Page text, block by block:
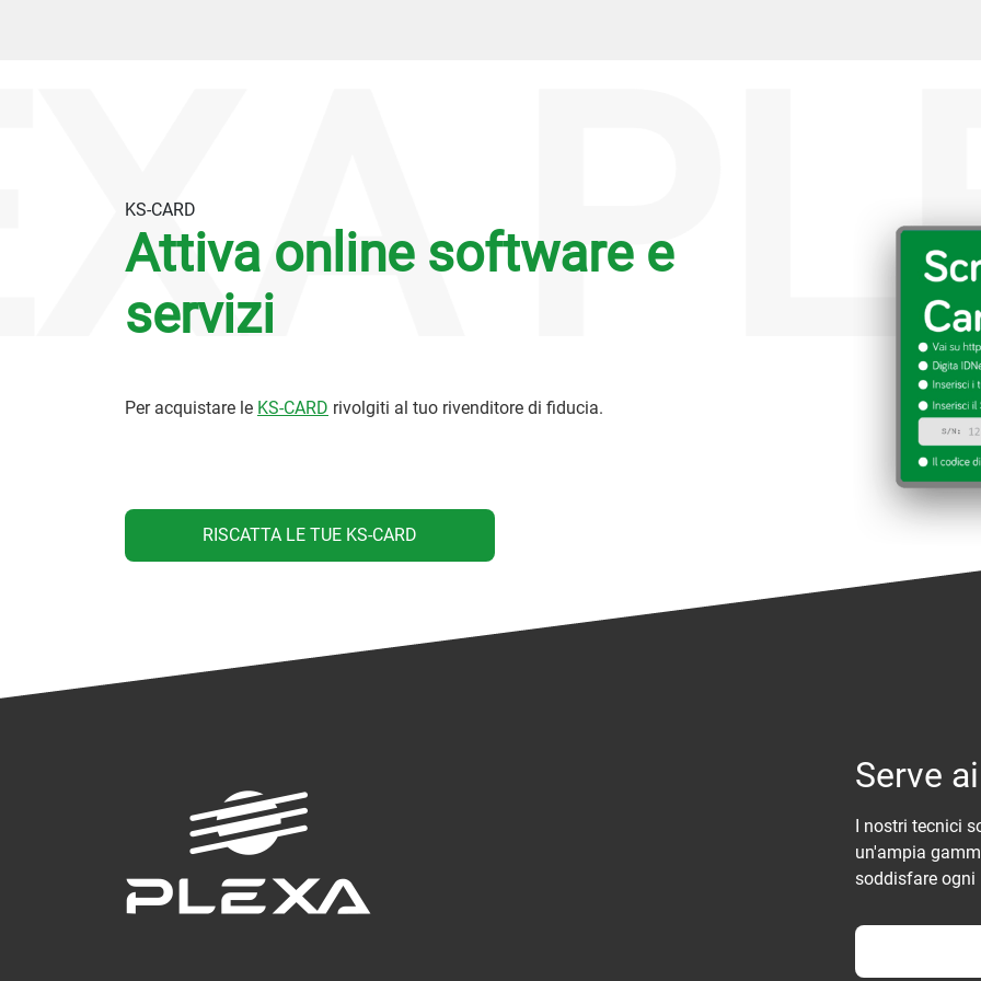
KS-CARD
Attiva online software e
servizi
Per acquistare le KS-CARD rivolgiti al tuo rivenditore di fiducia.
RISCATTA LE TUE KS-CARD
Serve
I nostri tecnici
un'ampia
soddisfare ogni